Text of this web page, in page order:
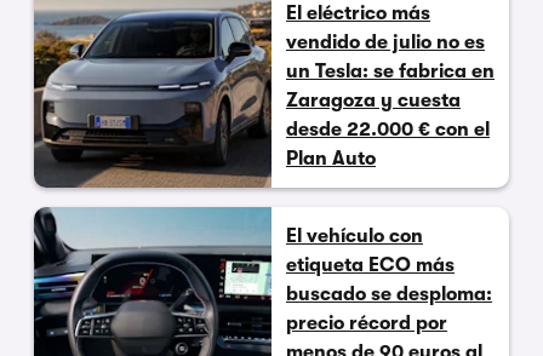
El eléctrico más
vendido de julio no es
un Tesla: se fabrica en
Zaragoza y cuesta
desde 22.000 € con el
Plan Auto
El vehículo con
etiqueta ECO más
buscado se desploma:
precio récord por